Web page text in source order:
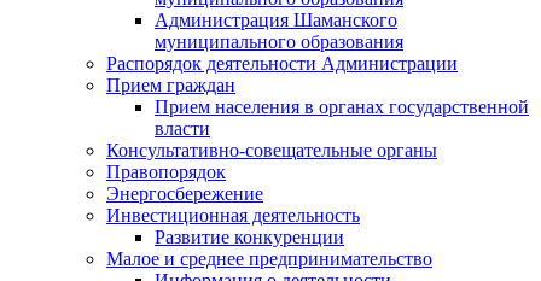
Администрация Шаманского
муниципального образования
Распорядок деятельности Администрации
Прием граждан
Прием населения в органах государственной
власти
Консультативно-совещательные органы
Правопорядок
Энергосбережение
Инвестиционная деятельность
Развитие конкуренции
Малое и среднее предпринимательство